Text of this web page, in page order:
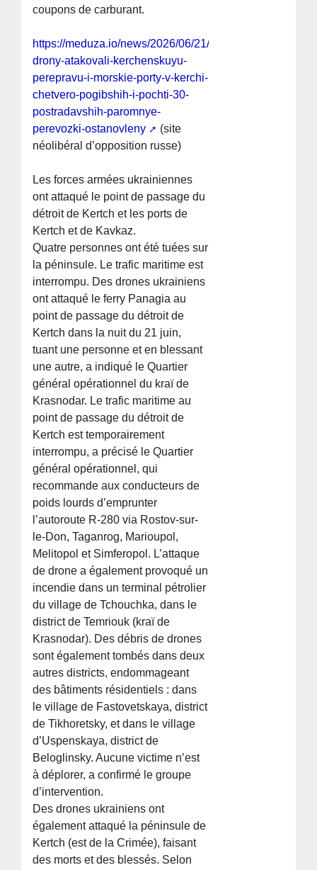
coupons de carburant.
https://meduza.io/news/2026/06/21/ukrainskie-
drony-atakovali-kerchenskuyu-
perepravu-i-morskie-porty-v-kerchi-
chetvero-pogibshih-i-pochti-30-
postradavshih-paromnye-
perevozki-ostanovleny
(site
néolibéral d’opposition russe)
Les forces armées ukrainiennes
ont attaqué le point de passage du
détroit de Kertch et les ports de
Kertch et de Kavkaz.
Quatre personnes ont été tuées sur
la péninsule. Le trafic maritime est
interrompu. Des drones ukrainiens
ont attaqué le ferry Panagia au
point de passage du détroit de
Kertch dans la nuit du 21 juin,
tuant une personne et en blessant
une autre, a indiqué le Quartier
général opérationnel du kraï de
Krasnodar. Le trafic maritime au
point de passage du détroit de
Kertch est temporairement
interrompu, a précisé le Quartier
général opérationnel, qui
recommande aux conducteurs de
poids lourds d’emprunter
l’autoroute R-280 via Rostov-sur-
le-Don, Taganrog, Marioupol,
Melitopol et Simferopol. L’attaque
de drone a également provoqué un
incendie dans un terminal pétrolier
du village de Tchouchka, dans le
district de Temriouk (kraï de
Krasnodar). Des débris de drones
sont également tombés dans deux
autres districts, endommageant
des bâtiments résidentiels : dans
le village de Fastovetskaya, district
de Tikhoretsky, et dans le village
d’Uspenskaya, district de
Beloglinsky. Aucune victime n’est
à déplorer, a confirmé le groupe
d’intervention.
Des drones ukrainiens ont
également attaqué la péninsule de
Kertch (est de la Crimée), faisant
des morts et des blessés. Selon